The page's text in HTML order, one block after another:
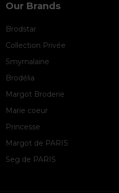
Our Brands
Brodstar
Collection Privée
Smyrnalaine
Brodélia
Margot Broderie
Marie coeur
Princesse
Margot de PARIS
Seg de PARIS